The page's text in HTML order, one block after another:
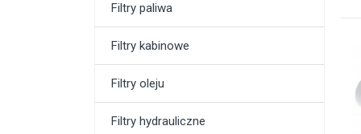
Filtry paliwa
Filtry kabinowe
Filtry oleju
Filtry hydrauliczne